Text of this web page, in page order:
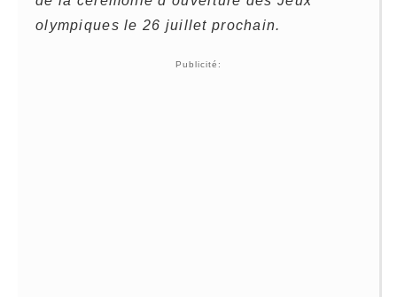
olympiques le 26 juillet prochain.
Publicité: